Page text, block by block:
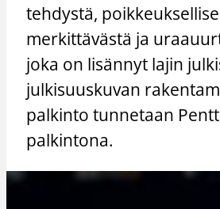
tehdystä,
merkittävästä ja
joka on lisännyt lajin
julkisuuskuvan
palkinto tunnetaan
palkintona.